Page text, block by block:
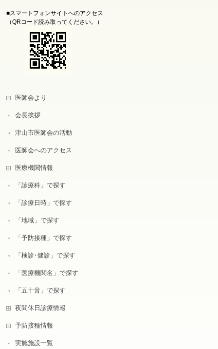
■スマートフォンサイトへのアクセス
（QRコード読み取ってください。）
医師会より
会長挨拶
津山市医師会の活動
医師会へのアクセス
医療機関情報
「診療科」で探す
「診療日時」で探す
「地域」で探す
「予防接種」で探す
「検診･健診」で探す
「医療機関名」で探す
「五十音」で探す
夜間休日診療情報
予防接種情報
実施施設一覧